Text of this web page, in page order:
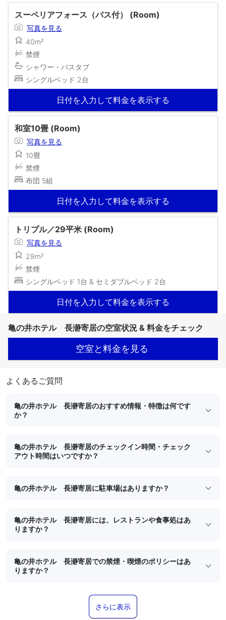
スーペリアフォース（バス付） (Room)
写真を見る
40m²
禁煙
シャワー・バスタブ
シングルベッド 2台
日付を入力して料金を表示する
和室10畳 (Room)
写真を見る
10畳
禁煙
布団 5組
日付を入力して料金を表示する
トリプル／29平米 (Room)
写真を見る
29m²
禁煙
シングルベッド 1台 & セミダブルベッド 2台
日付を入力して料金を表示する
亀の井ホテル 長瀞寄居の空室状況 & 料金をチェック
空室と料金を見る
よくあるご質問
亀の井ホテル 長瀞寄居のおすすめ情報・特徴は何です
か？
亀の井ホテル 長瀞寄居のチェックイン時間・チェック
アウト時間はいつですか？
亀の井ホテル 長瀞寄居に駐車場はありますか？
亀の井ホテル 長瀞寄居には、レストランや食事処はあ
りますか？
亀の井ホテル 長瀞寄居での禁煙・喫煙のポリシーはあ
りますか？
さらに表示